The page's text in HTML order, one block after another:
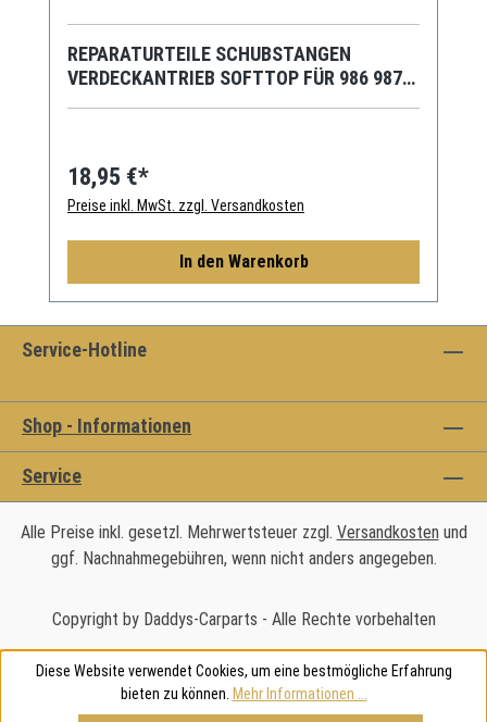
REPARATURTEILE SCHUBSTANGEN
VERDECKANTRIEB SOFTTOP FÜR 986 987
PORSCHE
18,95 €*
Preise inkl. MwSt. zzgl. Versandkosten
In den Warenkorb
Service-Hotline
Shop - Informationen
Service
Alle Preise inkl. gesetzl. Mehrwertsteuer zzgl. Versandkosten und
ggf. Nachnahmegebühren, wenn nicht anders angegeben.
Copyright by Daddys-Carparts - Alle Rechte vorbehalten
Diese Website verwendet Cookies, um eine bestmögliche Erfahrung
bieten zu können. Mehr Informationen ...